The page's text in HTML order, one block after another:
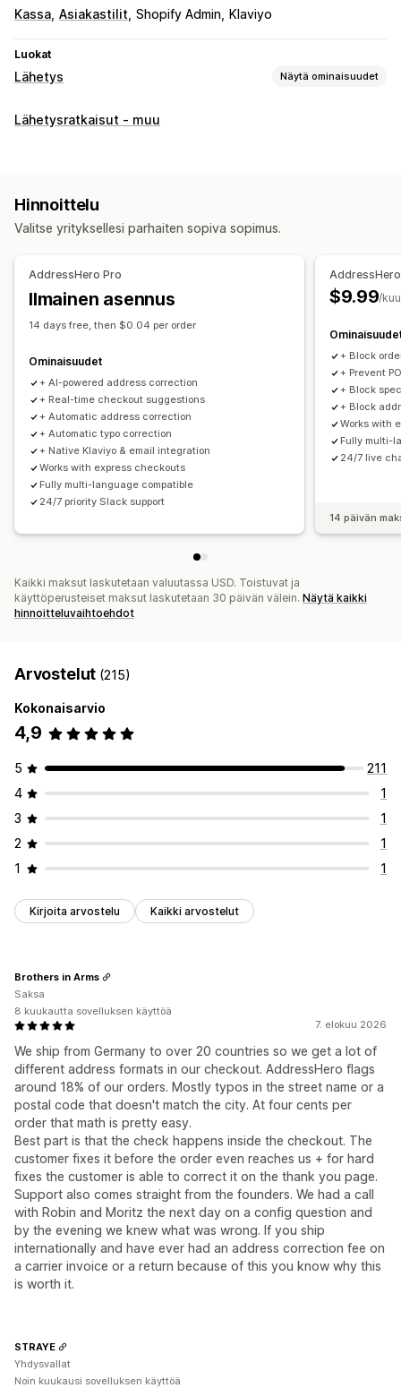
Kassa Asiakastilit Shopify Admin Klaviyo
Luokat
Lähetys Näytä ominaisuudet
Tarrat ja pakkaukset
Lähetysten hallinnointi
Sähköposti-ilmoitukset
Tilauspäivitykset
Lähetysratkaisut - muu
Hinnoittelu
Valitse yrityksellesi parhaiten sopiva sopimus.
AddressHero Pro
Ilmainen asennus
14 days free, then $0.04 per order
Ominaisuudet
+ AI-powered address correction
+ Real-time checkout suggestions
+ Automatic address correction
+ Automatic typo correction
+ Native Klaviyo & email integration
Works with express checkouts
Fully multi-language compatible
24/7 priority Slack support
$9.99/
+ Block
+ Prevent
+ Block
+ Block
Works with
Fully multi-
24/7 live
14 päivän
Kaikki maksut laskutetaan valuutassa USD. Toistuvat ja
käyttöperusteiset maksut laskutetaan 30 päivän välein. Näytä kaikki
hinnoitteluvaihtoehdot
Arvostelut (215)
Kokonaisarvio
4,9
5
211
4
1
3
1
2
1
1
1
Kirjoita arvostelu Kaikki arvostelut
7. elokuu 2026
We ship from Germany to over 20 countries so we get a lot of
different address formats in our checkout. AddressHero flags
around 18% of our orders. Mostly typos in the street name or a
postal code that doesn't match the city. At four cents per
order that math is pretty easy.
Best part is that the check happens inside the checkout. The
customer fixes it before the order even reaches us + for hard
fixes the customer is able to correct it on the thank you page.
Support also comes straight from the founders. We had a call
with Robin and Moritz the next day on a config question and
by the evening we knew what was wrong. If you ship
internationally and have ever had an address correction fee on
a carrier invoice or a return because of this you know why this
is worth it.
Brothers in Arms
Saksa
8 kuukautta sovelluksen käyttöä
STRAYE
Yhdysvallat
Noin kuukausi sovelluksen käyttöä